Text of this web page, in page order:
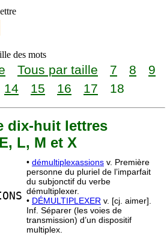
des mots
Tous par taille 7 8
9
14 15 16 17 18
dix-huit lettres
L, M et X
• démultiplexassions v. Première
personne du pluriel de l’imparfait
du subjonctif du verbe
démultiplexer.
• DÉMULTIPLEXER v. [cj. aimer].
Inf. Séparer (les voies de
transmission) d’un dispositif
multiplex.